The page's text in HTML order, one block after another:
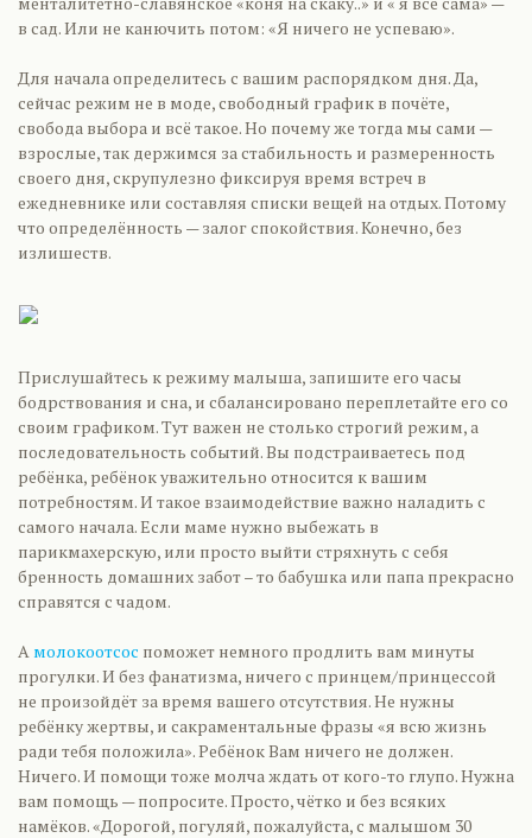
в сад. Или не канючить потом: «Я ничего не успеваю».
Для начала определитесь с вашим распорядком дня. Да,
сейчас режим не в моде, свободный график в почёте,
свобода выбора и всё такое. Но почему же тогда мы сами —
взрослые, так держимся за стабильность и размеренность
своего дня, скрупулезно фиксируя время встреч в
ежедневнике или составляя списки вещей на отдых. Потому
что определённость — залог спокойствия. Конечно, без
излишеств.
Прислушайтесь к режиму малыша, запишите его часы
бодрствования и сна, и сбалансировано переплетайте его со
своим графиком. Тут важен не столько строгий режим, а
последовательность событий. Вы подстраиваетесь под
ребёнка, ребёнок уважительно относится к вашим
потребностям. И такое взаимодействие важно наладить с
самого начала. Если маме нужно выбежать в
парикмахерскую, или просто выйти стряхнуть с себя
бренность домашних забот – то бабушка или папа прекрасно
справятся с чадом.
Амолокоотсос поможет немного продлить вам минуты
прогулки. И без фанатизма, ничего с принцем/принцессой
не произойдёт за время вашего отсутствия. Не нужны
ребёнку жертвы, и сакраментальные фразы «я всю жизнь
ради тебя положила». Ребёнок Вам ничего не должен.
Ничего. И помощи тоже молча ждать от кого-то глупо. Нужна
вам помощь — попросите. Просто, чётко и без всяких
намёков. «Дорогой, погуляй, пожалуйста, с малышом 30